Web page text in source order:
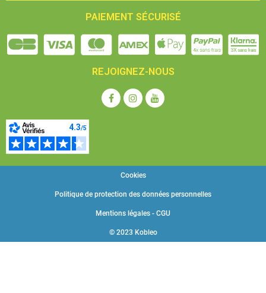
PAIEMENT SÉCURISÉ
REJOIGNEZ-NOUS
© 2023 Kobleo
Mentions légales - CGU
Politique de protection des données personnelles
Cookies